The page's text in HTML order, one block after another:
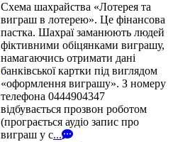
Схема шахрайства «Лотерея та
виграш в лотерею». Це фінансова
пастка. Шахраї заманюють людей
фіктивними обіцянками виграшу,
намагаючись отримати дані
банківської картки під виглядом
«оформлення виграшу». З номеру
телефона 0444904347
відбувається прозвон роботом
(програється аудіо запис про
виграш у с...